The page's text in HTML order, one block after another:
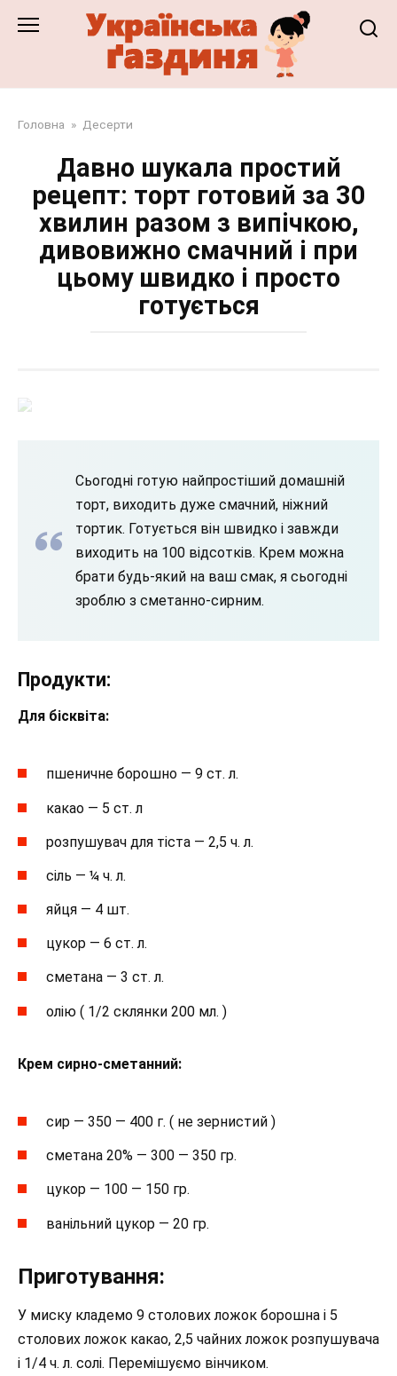
Головна » Десерти
Давно шукала простий
рецепт: торт готовий за 30
хвилин разом з випічкою,
дивовижно смачний і при
цьому швидко і просто
готується
Сьогодні готую найпростіший домашній
торт, виходить дуже смачний, ніжний
тортик. Готується він швидко і завжди
виходить на 100 відсотків. Крем можна
брати будь-який на ваш смак, я сьогодні
зроблю з сметанно-сирним.
Продукти:
Для бісквіта:
пшеничне борошно — 9 ст. л.
какао — 5 ст. л
розпушувач для тіста — 2,5 ч. л.
сіль — ¼ ч. л.
яйця — 4 шт.
цукор — 6 ст. л.
сметана — 3 ст. л.
олію ( 1/2 склянки 200 мл. )
Крем сирно-сметанний:
сир — 350 — 400 г. ( не зернистий )
сметана 20% — 300 — 350 гр.
цукор — 100 — 150 гр.
ванільний цукор — 20 гр.
Приготування:
У миску кладемо 9 столових ложок борошна і 5
столових ложок какао, 2,5 чайних ложок розпушувача
і 1/4 ч. л. солі. Перемішуємо вінчиком.